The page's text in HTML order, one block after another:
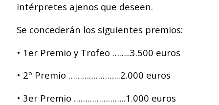
intérpretes ajenos que deseen.
Se concederán los siguientes premios:
• 1er Premio y Trofeo ……..3.500 euros
• 2º Premio …………………..2.000 euros
• 3er Premio …………………..1.000 euros